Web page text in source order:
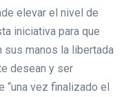
elevar el nivel de
iniciativa para que
sus manos la libertada
desean y ser
“una vez finalizado el